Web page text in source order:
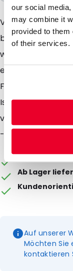
our social
may combine it
provided to them
of their services.
Viele
bestimmten
werden. Die
eine flexible
Frames können
Isoliertaschen
verwendet
-21, -18, +4, +22
Die
Ab Lager
Auf unserer
Möchten Sie
kontaktieren